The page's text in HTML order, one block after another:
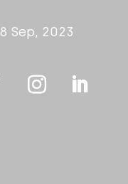
8 Sep, 2023